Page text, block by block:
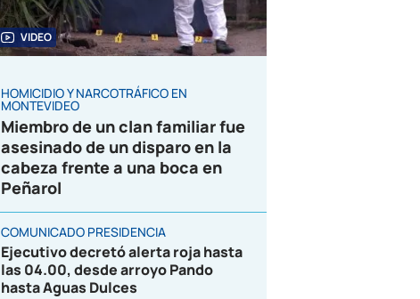
VIDEO
HOMICIDIO Y NARCOTRÁFICO EN
MONTEVIDEO
Miembro de un clan familiar fue
asesinado de un disparo en la
cabeza frente a una boca en
Peñarol
COMUNICADO PRESIDENCIA
Ejecutivo decretó alerta roja hasta
las 04.00, desde arroyo Pando
hasta Aguas Dulces